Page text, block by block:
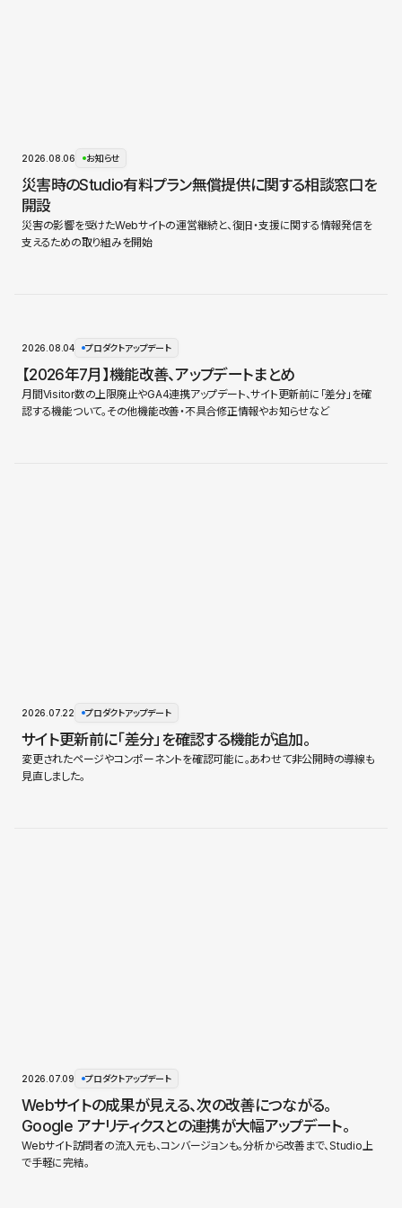
2026.08.06 お知らせ
災害時のStudio有料プラン無償提供に関する相談窓口を
開設
災害の影響を受けたWebサイトの運営継続と、復旧・支援に関する情報発信を
支えるための取り組みを開始
2026.08.04 プロダクトアップデート
【2026年7月】機能改善、アップデートまとめ
月間Visitor数の上限廃止やGA4連携アップデート、サイト更新前に「差分」を確
認する機能ついて。その他機能改善・不具合修正情報やお知らせなど
2026.07.22 プロダクトアップデート
サイト更新前に「差分」を確認する機能が追加。
変更されたページやコンポーネントを確認可能に。あわせて非公開時の導線も
見直しました。
2026.07.09 プロダクトアップデート
Webサイトの成果が見える、次の改善につながる。
Google アナリティクスとの連携が大幅アップデート。
Webサイト訪問者の流入元も、コンバージョンも。分析から改善まで、Studio上
で手軽に完結。